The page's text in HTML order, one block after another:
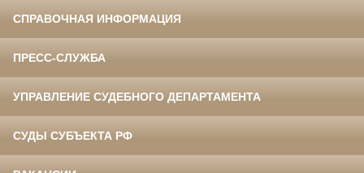
СПРАВОЧНАЯ ИНФОРМАЦИЯ
ПРЕСС-СЛУЖБА
УПРАВЛЕНИЕ СУДЕБНОГО ДЕПАРТАМЕНТА
СУДЫ СУБЪЕКТА РФ